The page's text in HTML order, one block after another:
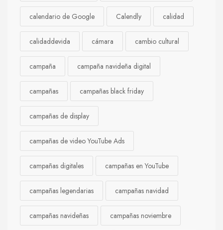
calendario de Google Calendly calidad
calidaddevida cámara cambio cultural
campaña campaña navideña digital
campañas campañas black friday
campañas de display
campañas de video YouTube Ads
campañas digitales campañas en YouTube
campañas legendarias campañas navidad
campañas navideñas campañas noviembre